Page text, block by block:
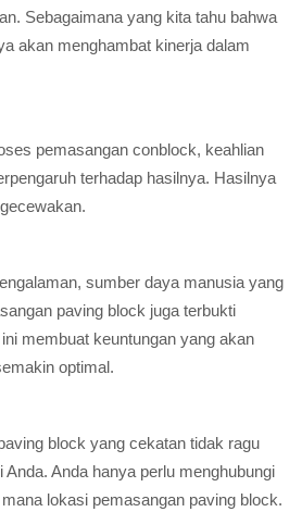
Sebagaimana yang kita tahu bahwa
akan menghambat kinerja dalam
pemasangan conblock, keahlian
terhadap hasilnya. Hasilnya
sumber daya manusia yang
paving block juga terbukti
membuat keuntungan yang akan
optimal.
block yang cekatan tidak ragu
Anda hanya perlu menghubungi
lokasi pemasangan paving block.